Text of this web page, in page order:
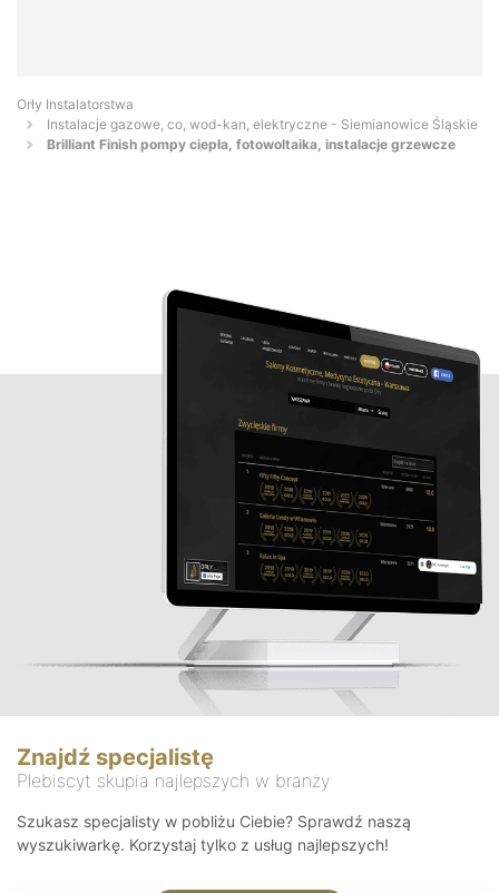
Orły Instalatorstwa
Instalacje gazowe, co, wod-kan, elektryczne - Siemianowice Śląskie
Brilliant Finish pompy ciepła, fotowoltaika, instalacje grzewcze
Znajdź specjalistę
Plebiscyt skupia najlepszych w branży
Szukasz specjalisty w pobliżu Ciebie? Sprawdź naszą
wyszukiwarkę. Korzystaj tylko z usług najlepszych!